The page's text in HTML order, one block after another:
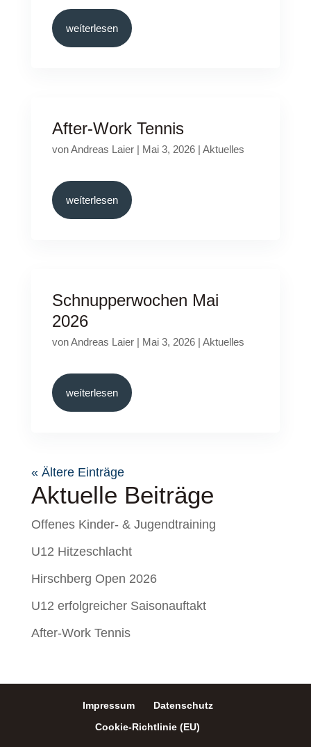
weíterlesen
After-Work Tennis
vonAndreas Laier| Mai 3, 2026| Aktuelles
weíterlesen
Schnupperwochen Mai
2026
vonAndreas Laier| Mai 3, 2026| Aktuelles
weíterlesen
« Ältere Einträge
Aktuelle Beiträge
Offenes Kinder- & Jugendtraining
U12 Hitzeschlacht
Hirschberg Open 2026
U12 erfolgreicher Saisonauftakt
After-Work Tennis
Impressum
Datenschutz
Cookie-Richtlinie (EU)